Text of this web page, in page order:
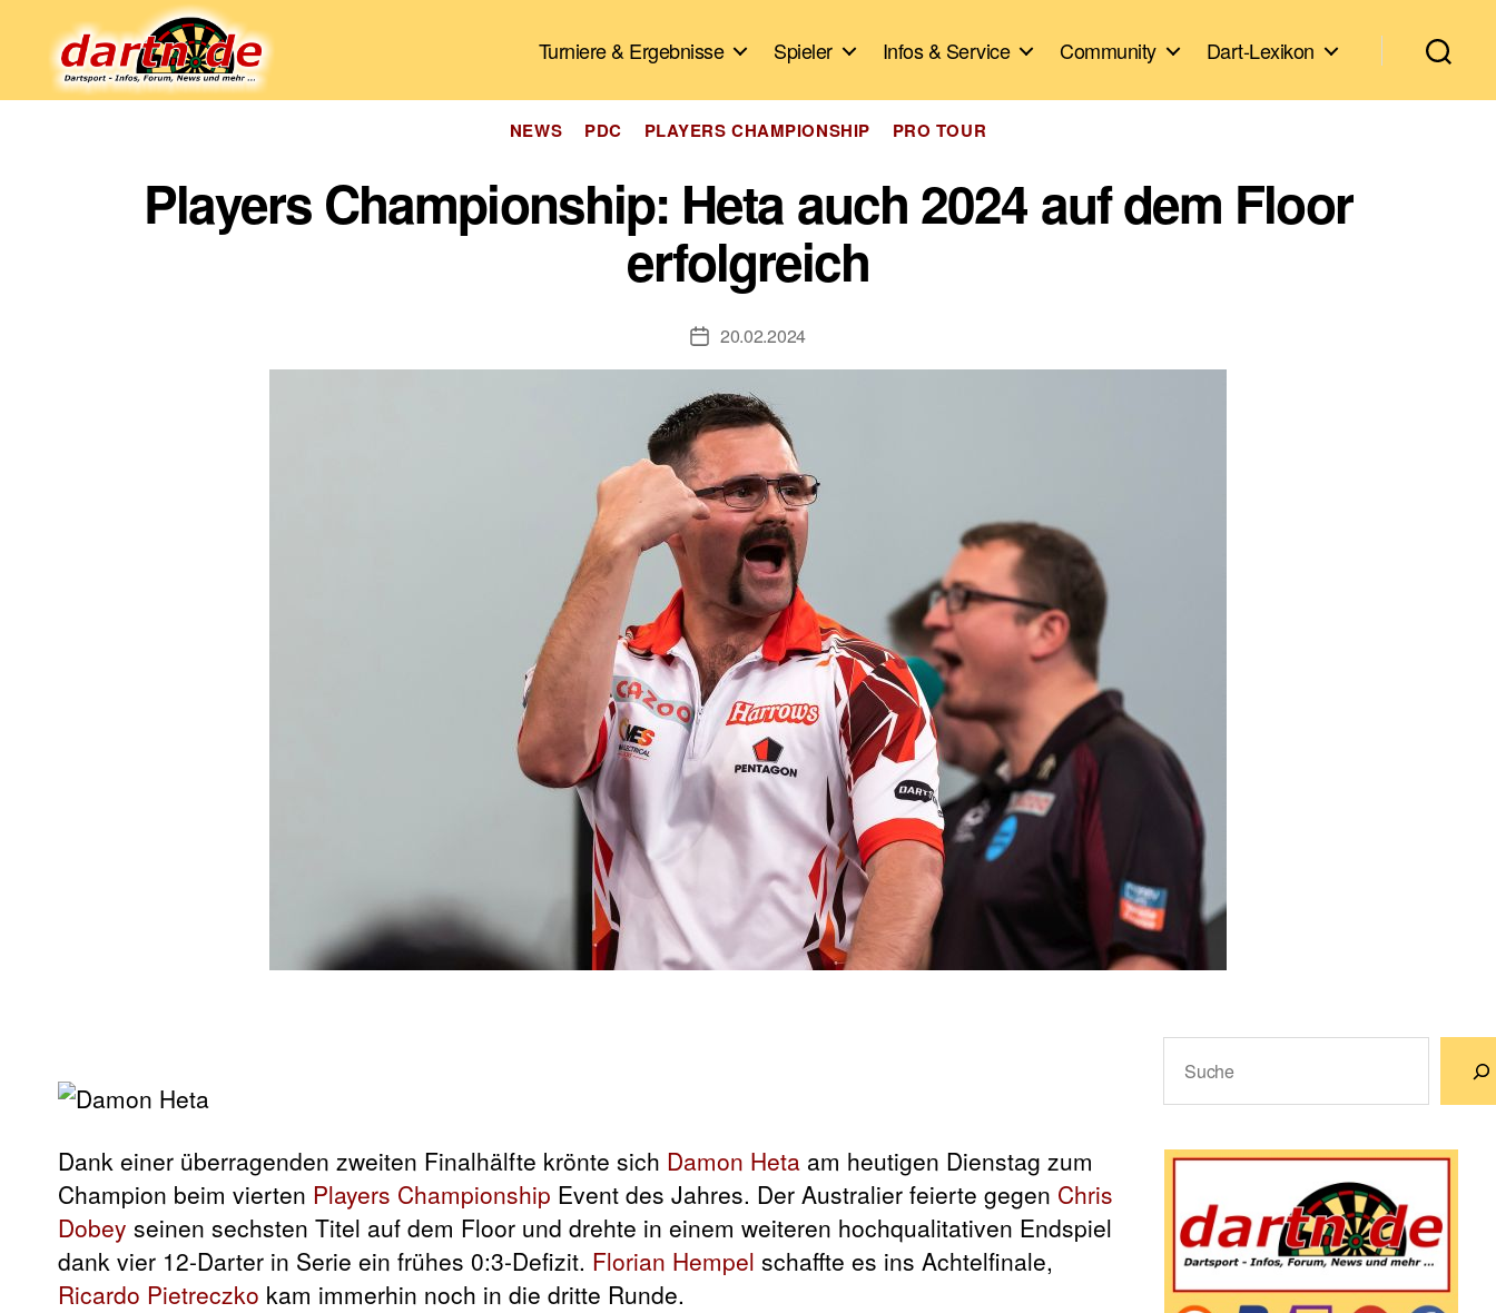
Turniere & Ergebnisse Spieler Infos & Service Community Dart-Lexikon
Kategorien
NEWS PDC PLAYERS CHAMPIONSHIP PRO TOUR
Players Championship: Heta auch 2024 auf dem Floor
erfolgreich
Veröffentlichungsdatum
20.02.2024
Dank einer überragenden zweiten Finalhälfte krönte sich Damon Heta am heutigen Dienstag zum
Champion beim vierten Players Championship Event des Jahres. Der Australier feierte gegen Chris
Dobey seinen sechsten Titel auf dem Floor und drehte in einem weiteren hochqualitativen Endspiel
dank vier 12-Darter in Serie ein frühes 0:3-Defizit. Florian Hempel schaffte es ins Achtelfinale,
Ricardo Pietreczko kam immerhin noch in die dritte Runde.